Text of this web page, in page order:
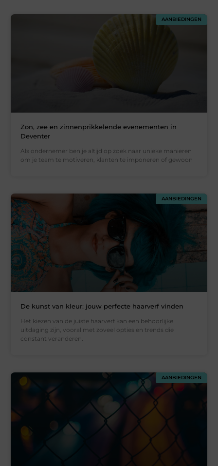
AANBIEDINGEN
Zon, zee en zinnenprikkelende evenementen in
Deventer
Als ondernemer ben je altijd op zoek naar unieke manieren
om je team te motiveren, klanten te imponeren of gewoon
AANBIEDINGEN
De kunst van kleur: jouw perfecte haarverf vinden
Het kiezen van de juiste haarverf kan een behoorlijke
uitdaging zijn, vooral met zoveel opties en trends die
constant veranderen.
AANBIEDINGEN